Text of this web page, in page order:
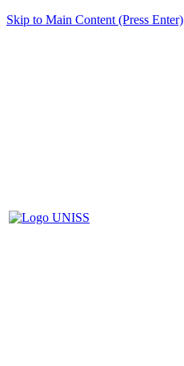
Skip to Main Content (Press Enter)